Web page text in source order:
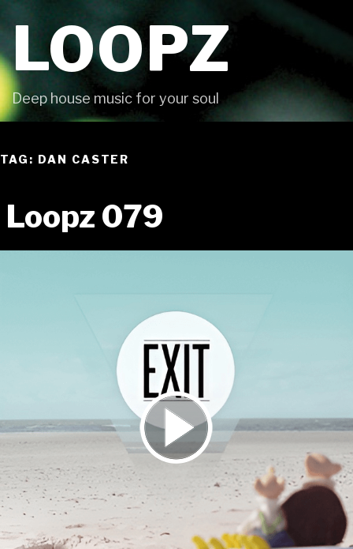
LOOPZ
Deep house music for your soul
TAG: DAN CASTER
Loopz 079